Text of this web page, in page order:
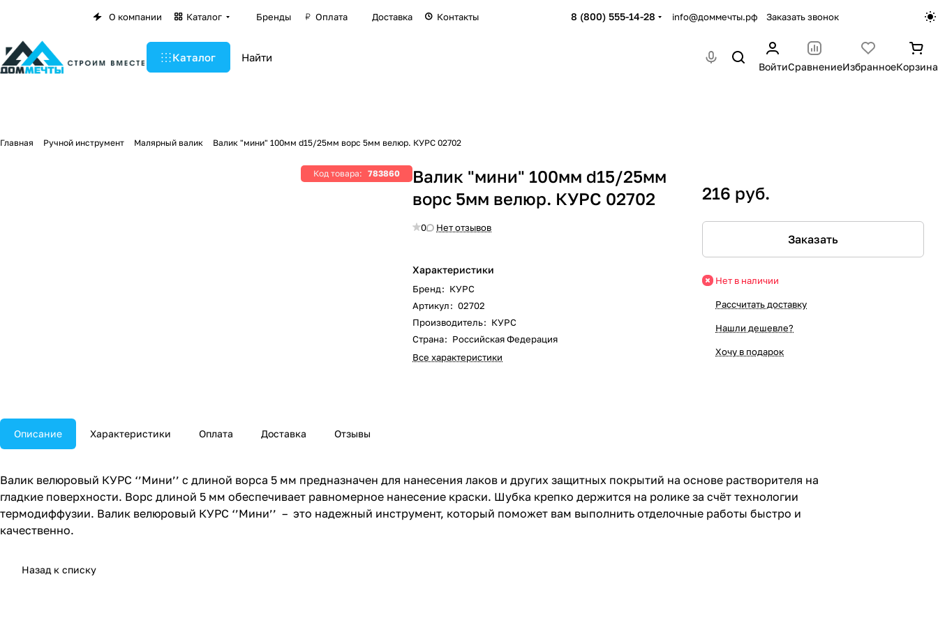
О компании Каталог Бренды Оплата Доставка Контакты 8 (800) 555-14-28 info@доммечты.рф Заказать звонок
Каталог
ВойтиСравнениеИзбранноеКорзина
Главная Ручной инструмент Малярный валик Валик "мини" 100мм d15/25мм ворс 5мм велюр. КУРС 02702
Код товара: 783860
Валик "мини" 100мм d15/25мм
ворс 5мм велюр. КУРС 02702
0 Нет отзывов
Характеристики
Бренд: КУРС
Артикул: 02702
Производитель: КУРС
Страна: Российская Федерация
Все характеристики
216 руб.
Заказать
Нет в наличии
Рассчитать доставку
Нашли дешевле?
Хочу в подарок
Описание Характеристики Оплата Доставка Отзывы
Валик велюровый КУРС ‘’Мини’’ с длиной ворса 5 мм предназначен для нанесения лаков и других защитных покрытий на основе растворителя на
гладкие поверхности. Ворс длиной 5 мм обеспечивает равномерное нанесение краски. Шубка крепко держится на ролике за счёт технологии
термодиффузии. Валик велюровый КУРС ‘’Мини’’ – это надежный инструмент, который поможет вам выполнить отделочные работы быстро и
качественно.
Назад к списку